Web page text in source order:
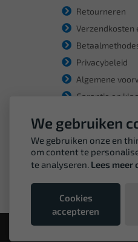
Retourneren
Verzendkosten
Privacybeleid
Algemene
Garantie en
We gebruiken
We gebruiken onze en
om content te
te analyseren. Lees meer
Cookies
accepteren